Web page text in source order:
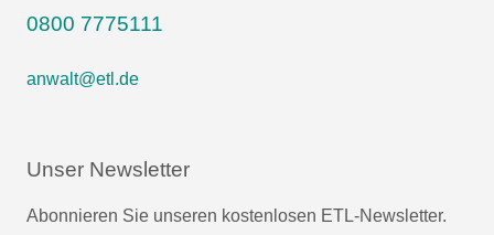
0800 7775111
anwalt@etl.de
Unser Newsletter
Abonnieren Sie unseren kostenlosen ETL-Newsletter.